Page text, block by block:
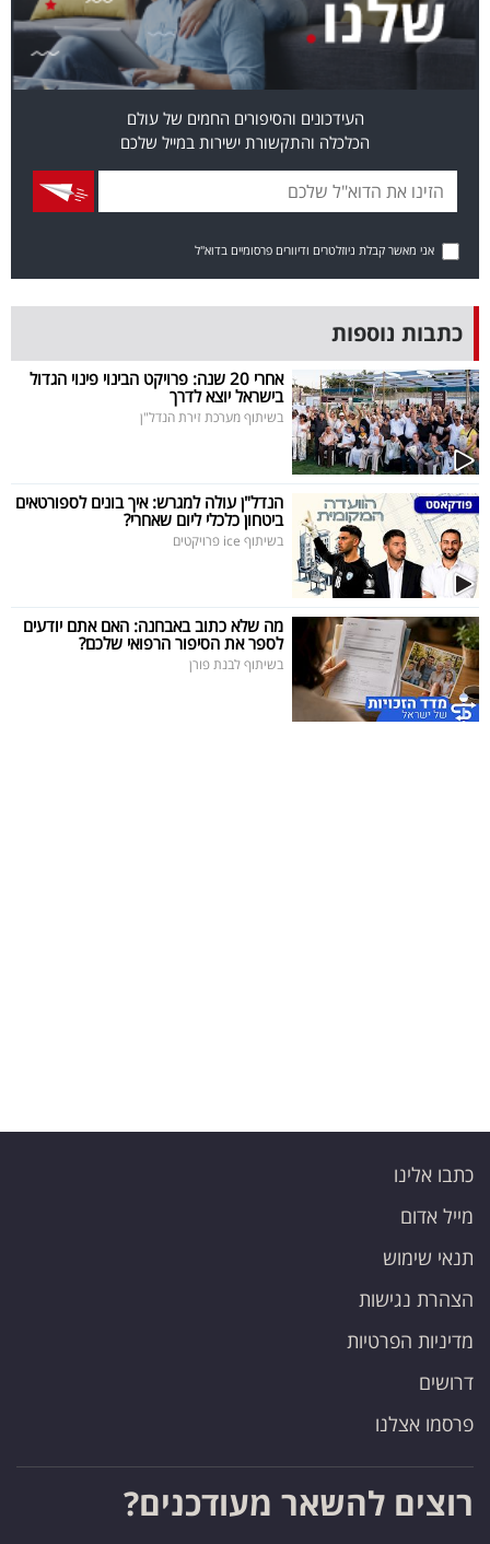
רייטינג
רכב
ופנאי
תיירות
5
המילון
הכלכלי
פודקאסט
40
UNDER
40
שיתופי
פעולה
אחרינו:
העידכונים והסיפורים החמים של עולם
הכלכלה והתקשורת ישירות במייל שלכם
אני מאשר קבלת ניוזלטרים ודיוורים פרסומיים בדוא"ל
כתבות נוספות
אחרי 20 שנה: פרויקט הבינוי פינוי הגדול
בישראל יוצא לדרך
בשיתוף מערכת זירת הנדל"ן
הנדל"ן עולה למגרש: איך בונים לספורטאים
ביטחון כלכלי ליום שאחרי?
בשיתוף ice פרויקטים
מה שלא כתוב באבחנה: האם אתם יודעים
לספר את הסיפור הרפואי שלכם?
בשיתוף לבנת פורן
כתבו אלינו
מייל אדום
תנאי שימוש
הצהרת נגישות
מדיניות הפרטיות
דרושים
פרסמו אצלנו
רוצים להשאר מעודכנים?